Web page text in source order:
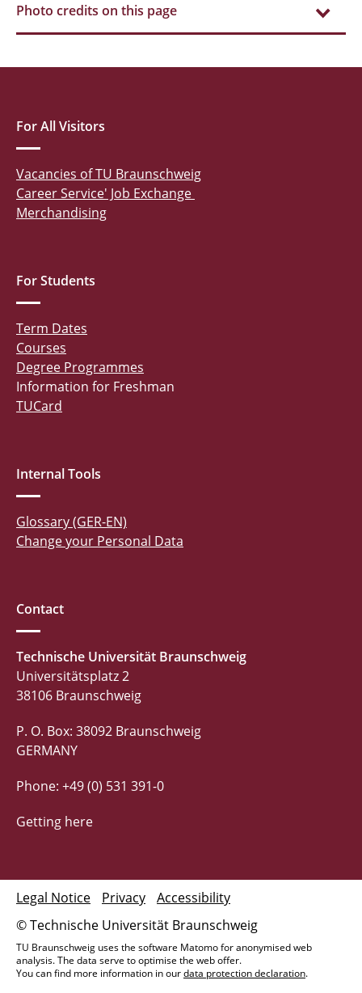
Photo credits on this page
For All Visitors
Vacancies of TU Braunschweig
Career Service' Job Exchange
Merchandising
For Students
Term Dates
Courses
Degree Programmes
Information for Freshman
TUCard
Internal Tools
Glossary (GER-EN)
Change your Personal Data
Contact
Technische Universität Braunschweig
Universitätsplatz 2
38106 Braunschweig
P. O. Box: 38092 Braunschweig
GERMANY
Phone: +49 (0) 531 391-0
Getting here
© Technische Universität Braunschweig
Legal Notice Privacy Accessibility
TU Braunschweig uses the software Matomo for anonymised web
analysis. The data serve to optimise the web offer.
You can find more information in ourdata protection declaration.